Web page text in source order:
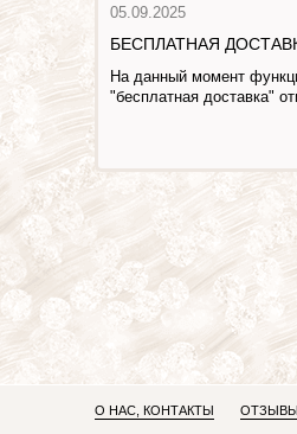
05.09.2025
БЕСПЛАТНАЯ
На данный момент
"бесплатная доставка"
О НАС, КОНТАКТЫ ОТЗЫВЫ